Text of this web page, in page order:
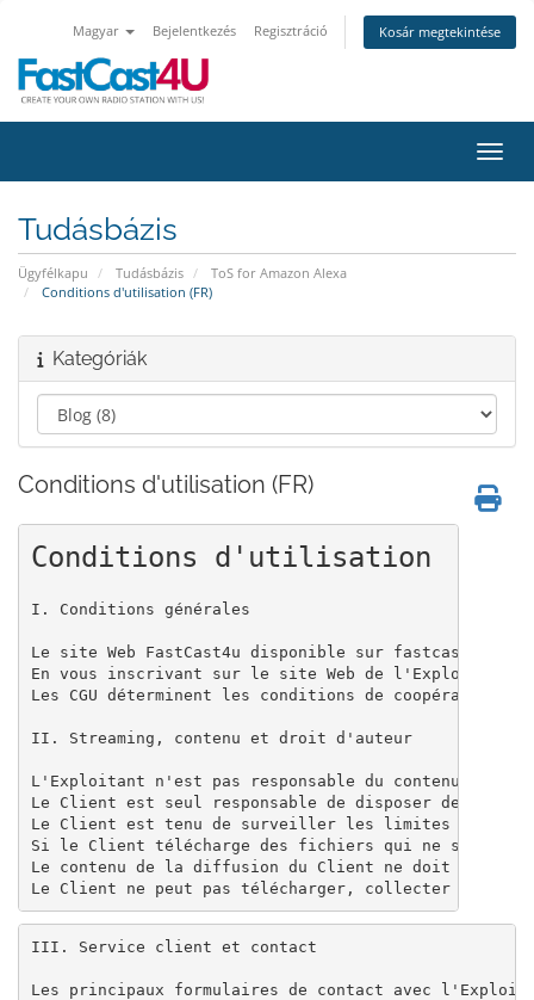
Magyar Bejelentkezés Regisztráció Kosár megtekintése
Tudásbázis
Ügyfélkapu Tudásbázis
ToS for Amazon Alexa
Conditions d'utilisation (FR)
Kategóriák
Conditions d'utilisation (FR)
Conditions d'utilisation
I. Conditions générales
Le site Web FastCast4u disponible sur
En vous inscrivant sur le site Web de l'Exploitant et/
Les CGU déterminent les conditions de
II. Streaming, contenu et droit d'auteur
L'Exploitant n'est pas responsable du contenu
Le Client est seul responsable de disposer de
Le Client est tenu de surveiller les limites
Si le Client télécharge des fichiers qui ne sont pas
Le contenu de la diffusion du Client ne doit pas
Le Client ne peut pas télécharger, collecter ou
III. Service client et contact
Les principaux formulaires de contact avec